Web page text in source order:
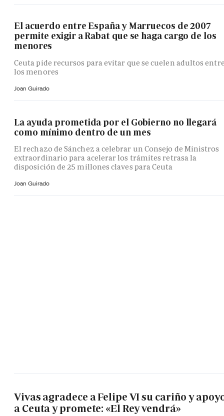
El acuerdo entre España y Marruecos de 2007
permite exigir a Rabat que se haga cargo de los
menores
Ceuta pide recursos para evitar que se cuelen adultos
los menores
Joan Guirado
La ayuda prometida por el Gobierno no llegará
como mínimo dentro de un mes
El rechazo de Sánchez a celebrar un Consejo de Ministros
extraordinario para acelerar los trámites retrasa la
disposición de 25 millones claves para Ceuta
Joan Guirado
Vivas agradece a Felipe VI su cariño y
a Ceuta y promete: «El Rey vendrá»